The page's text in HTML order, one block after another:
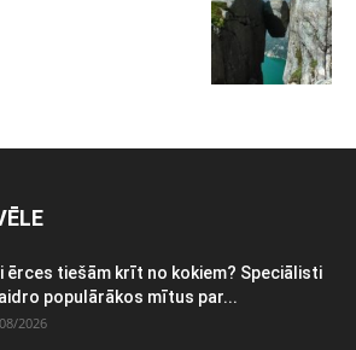
ērces tiešām krīt no kokiem? Speciālisti
populārākos mītus par...
2026